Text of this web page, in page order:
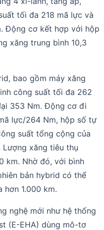
tối đa 218 mã lực và
Động cơ kết hợp với hộp
xăng trung bình 10,3
bao gồm máy xăng
công suất tối đa 262
353 Nm. Động cơ đi
lực/264 Nm, hộp số tự
suất tổng cộng của
xăng tiêu thụ
km. Nhờ đó, với bình
bản hybrid có thể
1.000 km.
nghệ mới như hệ thống
(E-EHA) dùng mô-tơ